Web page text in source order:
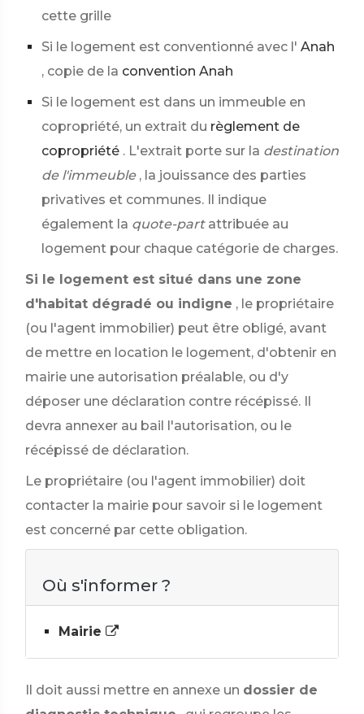
cette grille
Si le logement est conventionné avec l' Anah
, copie de la convention Anah
Si le logement est dans un immeuble en
copropriété, un extrait du règlement de
copropriété . L'extrait porte sur la destination
de l'immeuble , la jouissance des parties
privatives et communes. Il indique
également la quote-part attribuée au
logement pour chaque catégorie de charges.
Si le logement est situé dans une zone
d'habitat dégradé ou indigne , le propriétaire
(ou l'agent immobilier) peut être obligé, avant
de mettre en location le logement, d'obtenir en
mairie une autorisation préalable, ou d'y
déposer une déclaration contre récépissé. Il
devra annexer au bail l'autorisation, ou le
récépissé de déclaration.
Le propriétaire (ou l'agent immobilier) doit
contacter la mairie pour savoir si le logement
est concerné par cette obligation.
Où s'informer ?
Mairie
Il doit aussi mettre en annexe un dossier de